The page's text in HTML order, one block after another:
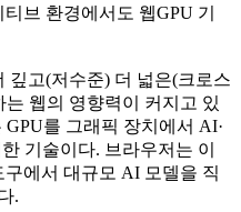
브 환경에서도 웹GPU 기
깊고(저수준) 더 넓은(크로스
웹의 영향력이 커지고 있
를 그래픽 장치에서 AI·
기술이다. 브라우저는 이
에서 대규모 AI 모델을 직
.